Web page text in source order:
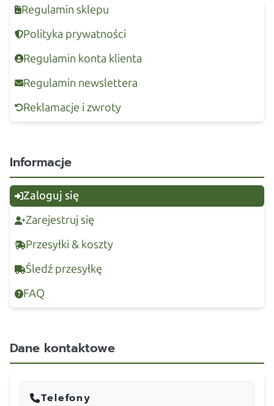
Regulamin sklepu
Polityka prywatności
Regulamin konta klienta
Regulamin newslettera
Reklamacje i zwroty
Informacje
Zaloguj się
Zarejestruj się
Przesyłki & koszty
Śledź przesyłkę
FAQ
Dane kontaktowe
Telefony